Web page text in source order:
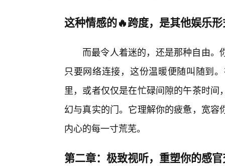
这种情感的🔥跨度，是其他娱乐
而最令人着迷的，还是那种自由
只要网络连接，这份温暖便随叫随到
里，或者仅仅是在忙碌间隙的午茶时
幻与真实的门。它理解你的疲惫，宽
内心的每一寸荒芜。
第二章：极致视听，重塑你的感